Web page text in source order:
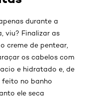
durante a
viu? Finalizar as
creme de pentear,
os cabelos com
e hidratado e, de
no banho
ele seca